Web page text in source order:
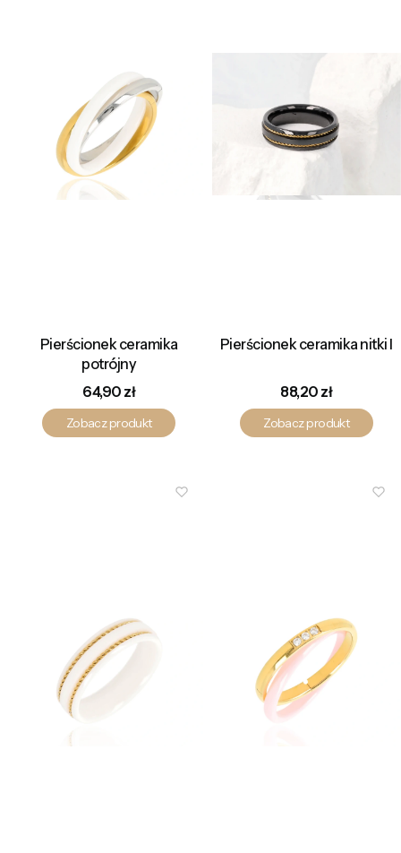
Pierścionek ceramika
potrójny
Cena
64,90 zł
Zobacz produkt
Pierścionek ceramika nitki I
Cena
88,20 zł
Zobacz produkt